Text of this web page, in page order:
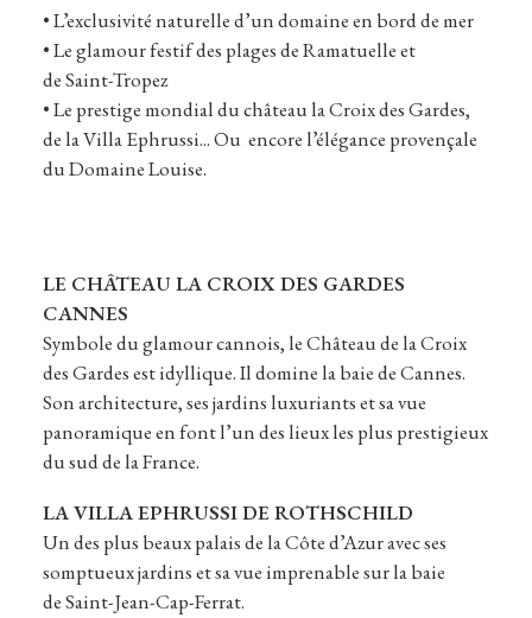
• L’exclusivité naturelle d’un domaine en bord de mer
• Le glamour festif des plages de Ramatuelle et
de Saint-Tropez
• Le prestige mondial du château la Croix des Gardes,
de la Villa Ephrussi... Ou encore l’élégance provençale
du Domaine Louise.
LE CHÂTEAU LA CROIX DES GARDES
CANNES
Symbole du glamour cannois, le Château de la Croix
des Gardes est idyllique. Il domine la baie de Cannes.
Son architecture, ses jardins luxuriants et sa vue
panoramique en font l’un des lieux les plus prestigieux
du sud de la France.
LA VILLA EPHRUSSI DE ROTHSCHILD
Un des plus beaux palais de la Côte d’Azur avec ses
somptueux jardins et sa vue imprenable sur la baie
de Saint-Jean-Cap-Ferrat.